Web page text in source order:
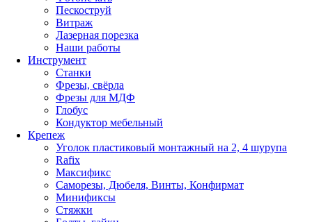
Пескоструй
Витраж
Лазерная порезка
Наши работы
Инструмент
Станки
Фрезы, свёрла
Фрезы для МДФ
Глобус
Кондуктор мебельный
Крепеж
Уголок пластиковый монтажный на 2, 4 шурупа
Rafix
Максификс
Саморезы, Дюбеля, Винты, Конфирмат
Минификсы
Стяжки